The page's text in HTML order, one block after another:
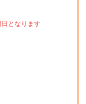
となります